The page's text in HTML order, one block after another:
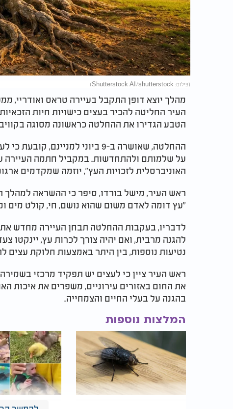
(צילום: Shutterstock AI/shutterstock)
מהלך יוצא דופן התקבל בעיירה טראס ואודריי,
העיר החליטה להכיר בעצים כישויות חיות
הטבע הגדירו את ההחלטה כראשונה מסוגה
ההחלטה, שאושרה ב-9 ביוני
על שלמותם ולהתחדשות. במקביל חתמה העיירה
האוניברסלית לזכויות העץ", יוזמה שמקדמים
ראש העיר, מישל בורדו, סיפר כי ההשראה למהלך
"עץ דומה לאדם משום שהוא נושם, חי, קולט מים
לדבריו, בעקבות ההחלטה תבחן העיירה מחדש את
להגנה מרבית, ואם יהיה צורך לכרות עץ, יינקטו
נטיעות נוספות, בין היתר באמצעות חלוקת עצים
ראש העיר ציין כי לעצים יש תפקיד מרכזי
את החום באזורים עירוניים, משפרים את איכות
בהגנה על בעלי החיים והצמחייה.
המלצות נוספות